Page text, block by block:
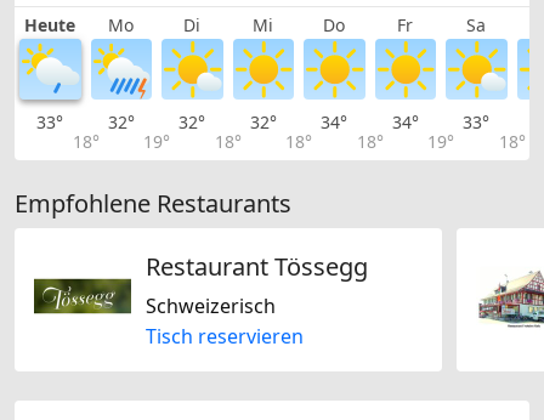
Heute Mo Di Mi Do Fr Sa
33°
18°
32°
19°
32°
18°
32°
18°
34°
18°
34°
19°
33°
18°
Empfohlene Restaurants
Restaurant Tössegg
Schweizerisch
Tisch reservieren